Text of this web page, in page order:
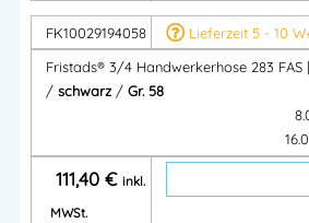
Herstellerinformationen
Hersteller:
Fristads Sverige AB
Prognosgatan 24
504 64 Borås – Sweden
Mehr Information E-Mail:
FK10029194058
Lieferzeit 5 - 10
Fristads® 3/4 Handwerkerhose 283
/ schwarz/ Gr. 58
111,40 € inkl.
MWSt.